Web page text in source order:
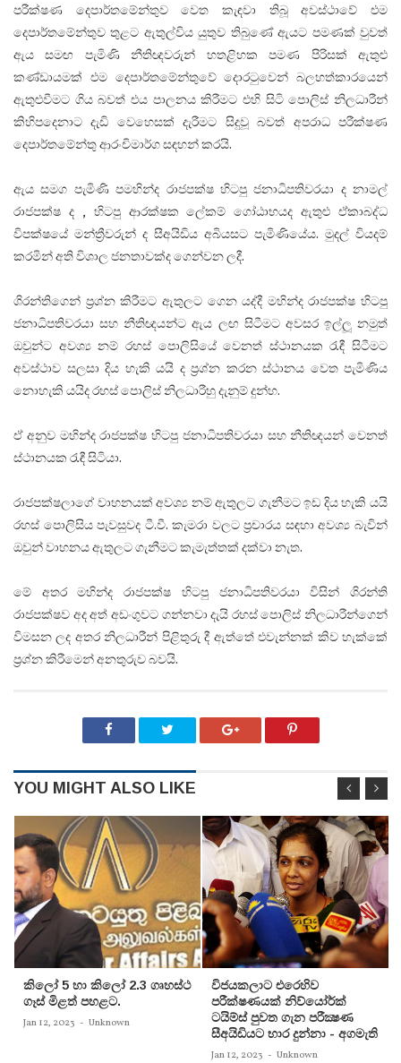
පරීක්ෂණ දෙපාර්තමේන්තු‍ව වෙත කැඳවා තිබූ අවස්ථාවේ එම
දෙපාර්තමේන්තුව තුළට ඇතුල්විය යුතුව තිබුණේ ඇයට පමණක් වුවත්
ඇය සමඟ පැමිණි නීතිඥවරුන් හතළිහක පමණ පිරිසක් ඇතුළු
කණ්ඩායමක් එම දෙපාර්තමේන්තුවේ දොරටුවෙන් බලහත්කාරයෙන්
ඇතුළුවීමට ගිය බවත් එය පාලනය කිරීමට එහි සිටි පොලිස් නිලධාරීන්
කිහිපදෙනාට දැඩි වෙහෙසක් දැරීමට සිදුවූ බවත් අපරාධ පරීක්ෂණ
දෙපාර්තමේන්තු ආරංචිමාර්ග සඳහන් කරයි.
ඇය සමග පැමිණි පමහින්ද රාජපක්ෂ හිටපු ජනාධිපතිවරයා ද නාමල්
රාජපක්ෂ ද , හිටපු ආරක්ෂක ලේකම් ගෝඨාභයද ඇතුළු ඒකාබද්ධ
විපක්ෂයේ මන්ත්‍රීවරුන් ද සීඅයිඩිය අබියසට පැමිණියේය. මුදල් වියදම්
කරමින් අති විශාල ජනතාවක්ද ගෙන්වන ලදී.
ශිරන්තිගෙන් ප්‍රශ්න කිරීමට ඇතුලට ගෙන යද්දී මහින්ද රාජපක්ෂ හිටපු
ජනාධිපතිවරයා සහ නීතිඥයන්ට ඇය ලඟ සිටීමට අවසර ඉල්ලූ නමුත්
ඔවුන්ට අවශ්‍ය නම් රහස් පොලිසියේ වෙනත් ස්ථානයක රැඳී සිටීමට
අවස්ථාව සලසා දිය හැකි යයි ද ප්‍රශ්න කරන ස්ථානය වෙත පැමිණිය
නොහැකි යයිද රහස් පොලිස් නිලධාරීහු දැනුම් දුන්හ.
ඒ අනුව මහින්ද රාජපක්ෂ හිටපු ජනාධිපතිවරයා සහ නීතිඥයන් වෙනත්
ස්ථානයක රැඳී සිටියා.
රාජපක්ෂලාගේ වාහනයක් අවශ්‍ය නම් ඇතුලට ගැනීමට ඉඩ දිය හැකි යයි
රහස් පොලිසිය පැවසුවද ටී.වී. කැමරා වලට ප්‍රචාරය සඳහා අවශ්‍ය බැවින්
ඔවුන් වාහනය ඇතුලට ගැනීමට කැමැත්තක් දක්වා නැත.
මේ අතර මහින්ද රාජපක්ෂ හිටපු ජනාධිපතිවරයා විසින් ශිරන්ති
රාජපක්ෂව අද අත් අඩංගුවට ගන්නවා දැයි රහස් පොලිස් නිලධාරීන්ගෙන්
විමසන ලද අතර නිලධාරීන් පිළිතුරු දී ඇත්තේ එවැන්නක් කිව හැක්කේ
ප්‍රශ්න කිරීමෙන් අනතුරුව බවයි.
YOU MIGHT ALSO LIKE
කිලෝ 5 හා කිලෝ 2.3 ගෘහස්ථ
ගෑස් මිළත් පහළට.
Jan 12, 2023 - Unknown
විජයකලාට එරෙහිව
පරීක්‌ෂණයක්‌ නිව්යෝර්ක්‌
ටයිම්ස්‌ පුවත ගැන පරීක්‍ෂණ
සීඅයිඩියට භාර දුන්නා - අගමැති
Jan 12, 2023 - Unknown